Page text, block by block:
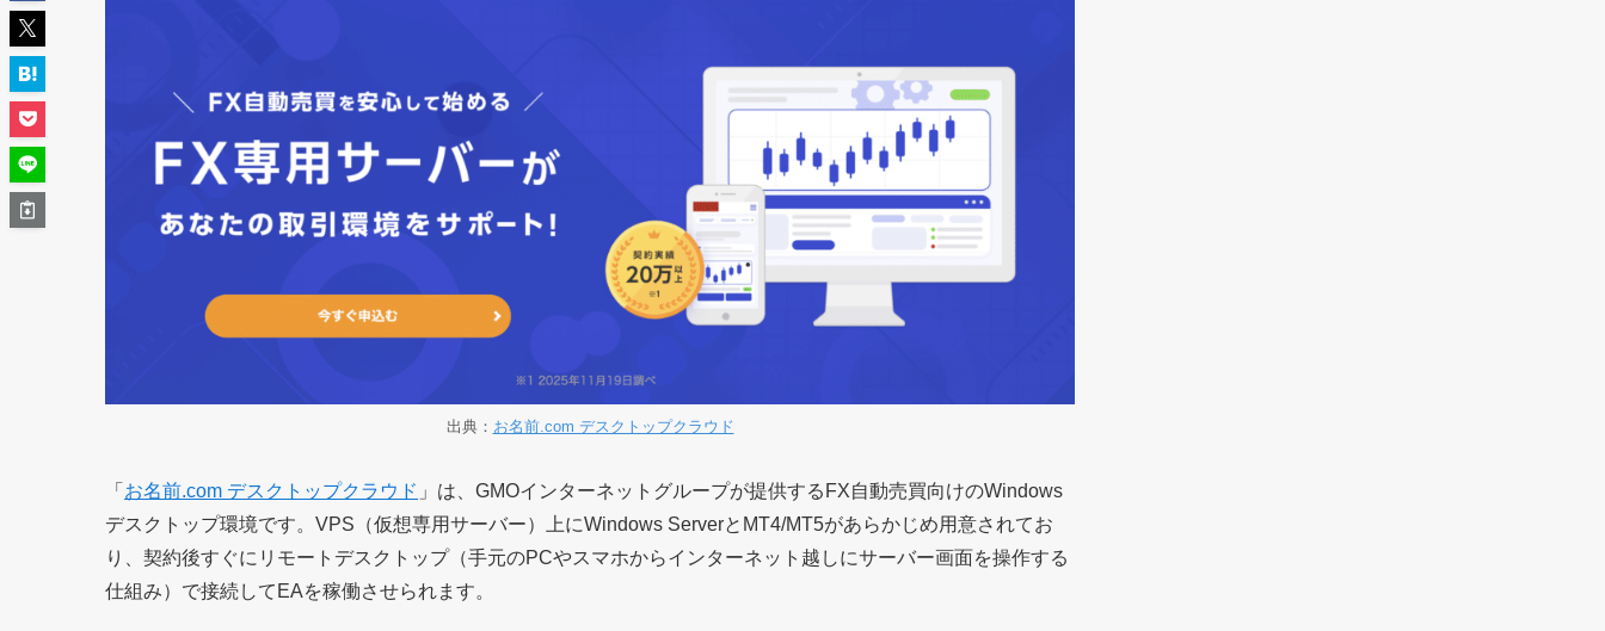
出典： お名前.com デスクトップクラウド
「 お名前.com デスクトップクラウド 」は、GMOインターネットグループが提供するFX自動売買向けのWindows
デスクトップ環境です。VPS（仮想専用サーバー）上にWindows ServerとMT4/MT5があらかじめ用意されてお
り、契約後すぐにリモートデスクトップ（手元のPCやスマホからインターネット越しにサーバー画面を操作する
仕組み）で接続してEAを稼働させられます。